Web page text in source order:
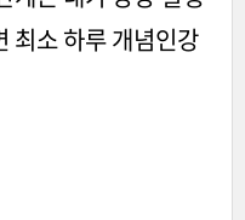
최소 하루 개념인강